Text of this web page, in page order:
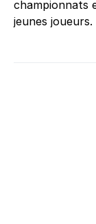
championnats
jeunes joueurs.